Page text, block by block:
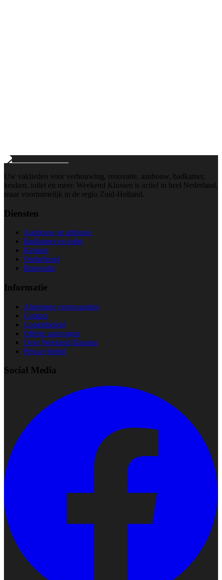
Uw vaklieden voor verbouwing, renovatie, aanbouw, badkamer,
keuken, toilet en meer. Weekend Klussen is actief in heel Nederland,
maar voornamelijk in de regio Zuid-Holland.
Diensten
Aanbouw en uitbouw
Badkamer en toilet
Keuken
Onderhoud
Renovatie
Informatie
Algemene voorwaarden
Contact
Cookiebeleid
Offerte aanvragen
Over Weekend Klussen
Privacybeleid
Social Media